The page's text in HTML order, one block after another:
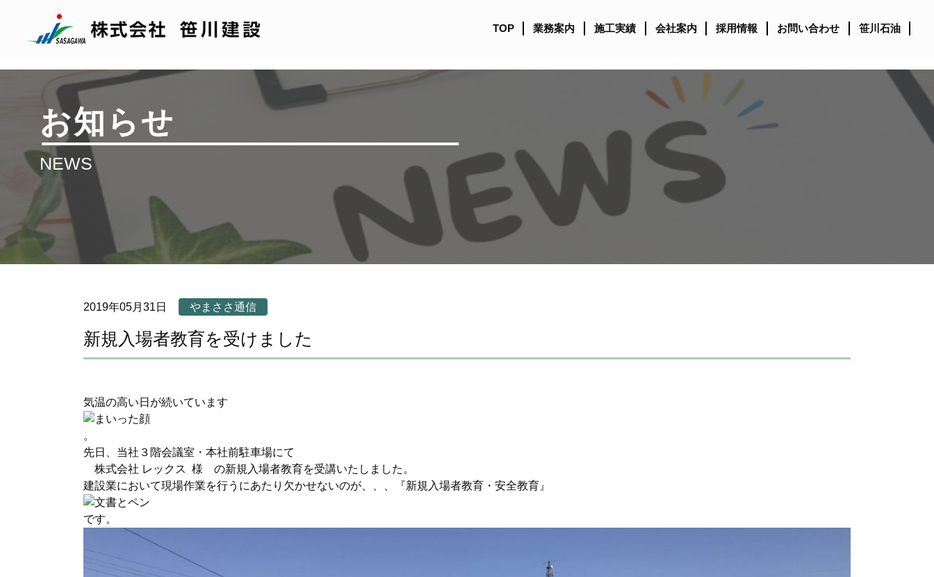
TOP 業務案内 施工実績 会社案内 採用情報 お問い合わせ 笹川石油
お知らせ
NEWS
2019年05月31日 やまささ通信
新規入場者教育を受けました
気温の高い日が続いています
。
先日、当社３階会議室・本社前駐車場にて
株式会社 レックス 様 の新規入場者教育を受講いたしました。
建設業において現場作業を行うにあたり欠かせないのが、、、『新規入場者教育・安全教育』
です。